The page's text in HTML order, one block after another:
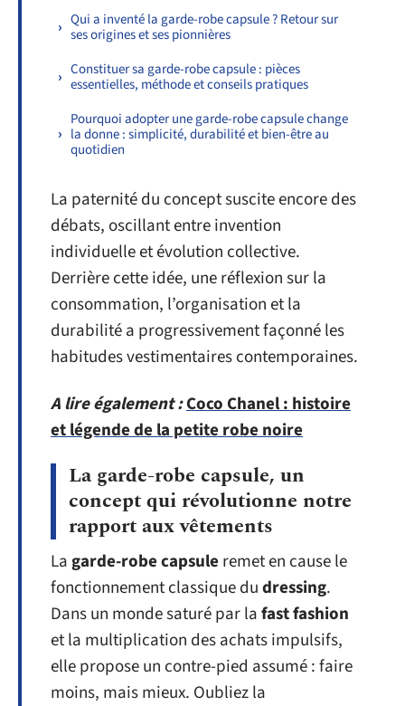
Qui a inventé la garde-robe capsule ? Retour sur
ses origines et ses pionnières
Constituer sa garde-robe capsule : pièces
essentielles, méthode et conseils pratiques
Pourquoi adopter une garde-robe capsule change
la donne : simplicité, durabilité et bien-être au
quotidien
La paternité du concept suscite encore des
débats, oscillant entre invention
individuelle et évolution collective.
Derrière cette idée, une réflexion sur la
consommation, l’organisation et la
durabilité a progressivement façonné les
habitudes vestimentaires contemporaines.
A lire également :Coco Chanel : histoire
et légende de la petite robe noire
La garde-robe capsule, un
concept qui révolutionne notre
rapport aux vêtements
Lagarde-robe capsule remet en cause le
fonctionnement classique dudressing.
Dans un monde saturé par lafast fashion
et la multiplication des achats impulsifs,
elle propose un contre-pied assumé : faire
moins, mais mieux. Oubliez la